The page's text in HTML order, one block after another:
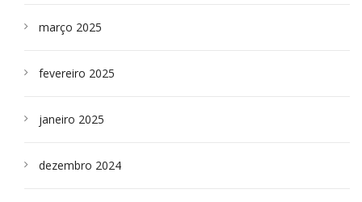
março 2025
fevereiro 2025
janeiro 2025
dezembro 2024